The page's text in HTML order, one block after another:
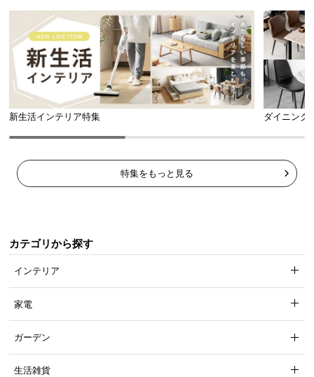
新生活インテリア特集 ダイニング
特集をもっと見る
カテゴリから探す
インテリア
家電
ガーデン
生活雑貨